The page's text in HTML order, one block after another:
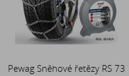
Pewag Sněhové řetězy RS 73